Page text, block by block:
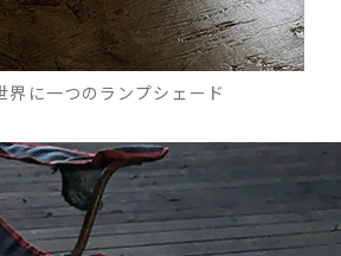
界に一つのランプシェード